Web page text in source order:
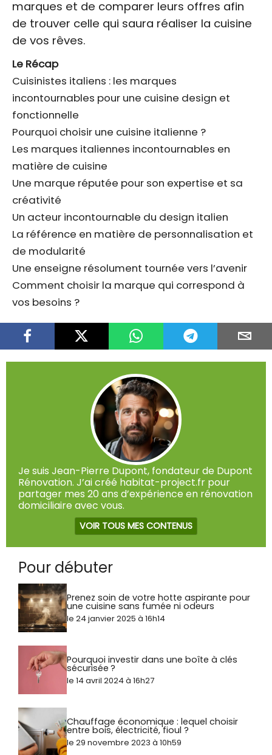
marques et de comparer leurs offres afin
de trouver celle qui saura réaliser la cuisine
de vos rêves.
Le Récap
Cuisinistes italiens : les marques
incontournables pour une cuisine design et
fonctionnelle
Pourquoi choisir une cuisine italienne ?
Les marques italiennes incontournables en
matière de cuisine
Une marque réputée pour son expertise et sa
créativité
Un acteur incontournable du design italien
La référence en matière de personnalisation et
de modularité
Une enseigne résolument tournée vers l’avenir
Comment choisir la marque qui correspond à
vos besoins ?
Je suis Jean-Pierre Dupont, fondateur de Dupont
Rénovation. J’ai créé habitat-project.fr pour
partager mes 20 ans d’expérience en rénovation
domiciliaire avec vous.
VOIR TOUS MES CONTENUS
Pour débuter
Prenez soin de votre hotte aspirante pour
une cuisine sans fumée ni odeurs
le 24 janvier 2025 à 16h14
Pourquoi investir dans une boîte à clés
sécurisée ?
le 14 avril 2024 à 16h27
Chauffage économique : lequel choisir
entre bois, électricité, fioul ?
le 29 novembre 2023 à 10h59